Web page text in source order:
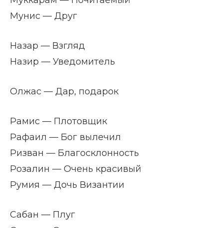
Мунис — Друг
Назар — Взгляд
Назир — Уведомитель
Олжас — Дар, подарок
Рамис — Плотовщик
Рафаил — Бог вылечил
Ризван — Благосклонность
Розалин — Очень красивый
Румия — Дочь Византии
Сабан — Плуг